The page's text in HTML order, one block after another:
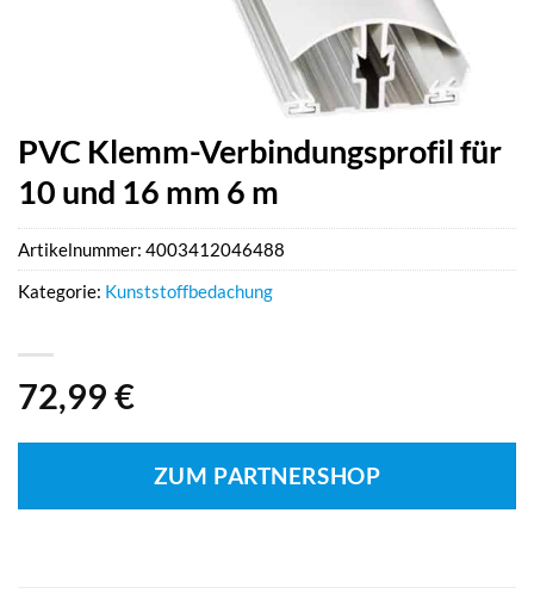
PVC Klemm-Verbindungsprofil für
10 und 16 mm 6 m
72,99 €
ZUM PARTNERSHOP
Artikelnummer: 4003412046488
Kategorie: Kunststoffbedachung